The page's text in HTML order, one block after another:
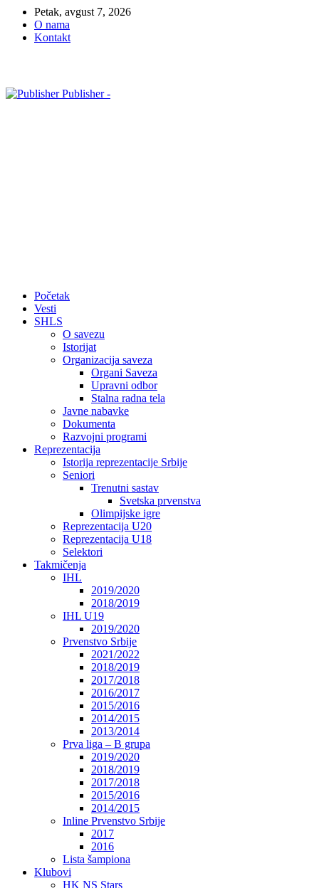
Petak, avgust 7, 2026
O nama
Kontakt
Publisher -
Početak
Vesti
SHLS
O savezu
Istorijat
Organizacija saveza
Organi Saveza
Upravni odbor
Stalna radna tela
Javne nabavke
Dokumenta
Razvojni programi
Reprezentacija
Istorija reprezentacije Srbije
Seniori
Trenutni sastav
Svetska prvenstva
Olimpijske igre
Reprezentacija U20
Reprezentacija U18
Selektori
Takmičenja
IHL
2019/2020
2018/2019
IHL U19
2019/2020
Prvenstvo Srbije
2021/2022
2018/2019
2017/2018
2016/2017
2015/2016
2014/2015
2013/2014
Prva liga – B grupa
2019/2020
2018/2019
2017/2018
2015/2016
2014/2015
Inline Prvenstvo Srbije
2017
2016
Lista šampiona
Klubovi
HK NS Stars